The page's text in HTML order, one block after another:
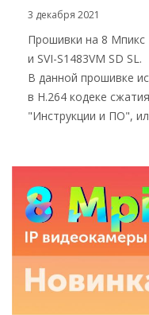
3 декабря 2021
Прошивки на 8 Мпикс
и SVI-S1483VM SD SL.
В данной прошивке
в H.264 кодеке
"Инструкции и ПО",